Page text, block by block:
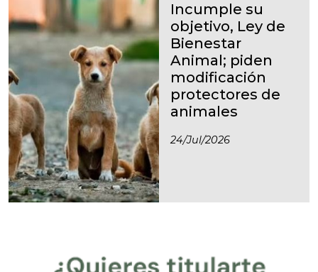
Incumple su
objetivo, Ley de
Bienestar
Animal; piden
modificación
protectores de
animales
24/jul/2026